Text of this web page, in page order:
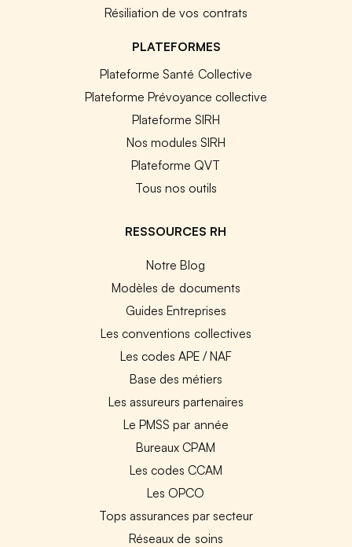
Résiliation de vos contrats
PLATEFORMES
Plateforme Santé Collective
Plateforme Prévoyance collective
Plateforme SIRH
Nos modules SIRH
Plateforme QVT
Tous nos outils
RESSOURCES RH
Notre Blog
Modèles de documents
Guides Entreprises
Les conventions collectives
Les codes APE / NAF
Base des métiers
Les assureurs partenaires
Le PMSS par année
Bureaux CPAM
Les codes CCAM
Les OPCO
Tops assurances par secteur
Réseaux de soins